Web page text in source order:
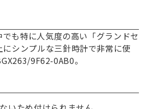
お買い物を続ける
カートへ進む
も特に人気度の高い「グランドセ
シンプルな三針時計で非常に使
9F62-0AB0。